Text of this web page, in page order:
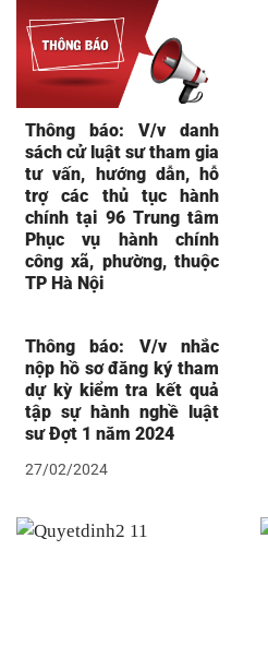
Thông báo: V/v danh
sách cử luật sư tham gia
tư vấn, hướng dẫn, hỗ
trợ các thủ tục hành
chính tại 96 Trung tâm
Phục vụ hành chính
công xã, phường, thuộc
TP Hà Nội
Thông báo: V/v nhắc
nộp hồ sơ đăng ký tham
dự kỳ kiểm tra kết quả
tập sự hành nghề luật
sư Đợt 1 năm 2024
27/02/2024